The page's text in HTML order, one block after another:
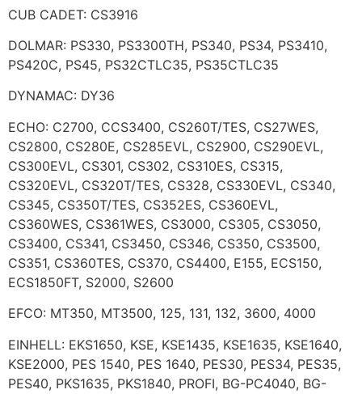
CUB CADET: CS3916
DOLMAR: PS330, PS3300TH, PS340, PS34, PS3410,
PS420C, PS45, PS32CTLC35, PS35CTLC35
DYNAMAC: DY36
ECHO: C2700, CCS3400, CS260T/TES, CS27WES,
CS2800, CS280E, CS285EVL, CS2900, CS290EVL,
CS300EVL, CS301, CS302, CS310ES, CS315,
CS320EVL, CS320T/TES, CS328, CS330EVL, CS340,
CS345, CS350T/TES, CS352ES, CS360EVL,
CS360WES, CS361WES, CS3000, CS305, CS3050,
CS3400, CS341, CS3450, CS346, CS350, CS3500,
CS351, CS360TES, CS370, CS4400, E155, ECS150,
ECS1850FT, S2000, S2600
EFCO: MT350, MT3500, 125, 131, 132, 3600, 4000
EINHELL: EKS1650, KSE, KSE1435, KSE1635, KSE1640,
KSE2000, PES 1540, PES 1640, PES30, PES34, PES35,
PES40, PKS1635, PKS1840, PROFI, BG-PC4040, BG-